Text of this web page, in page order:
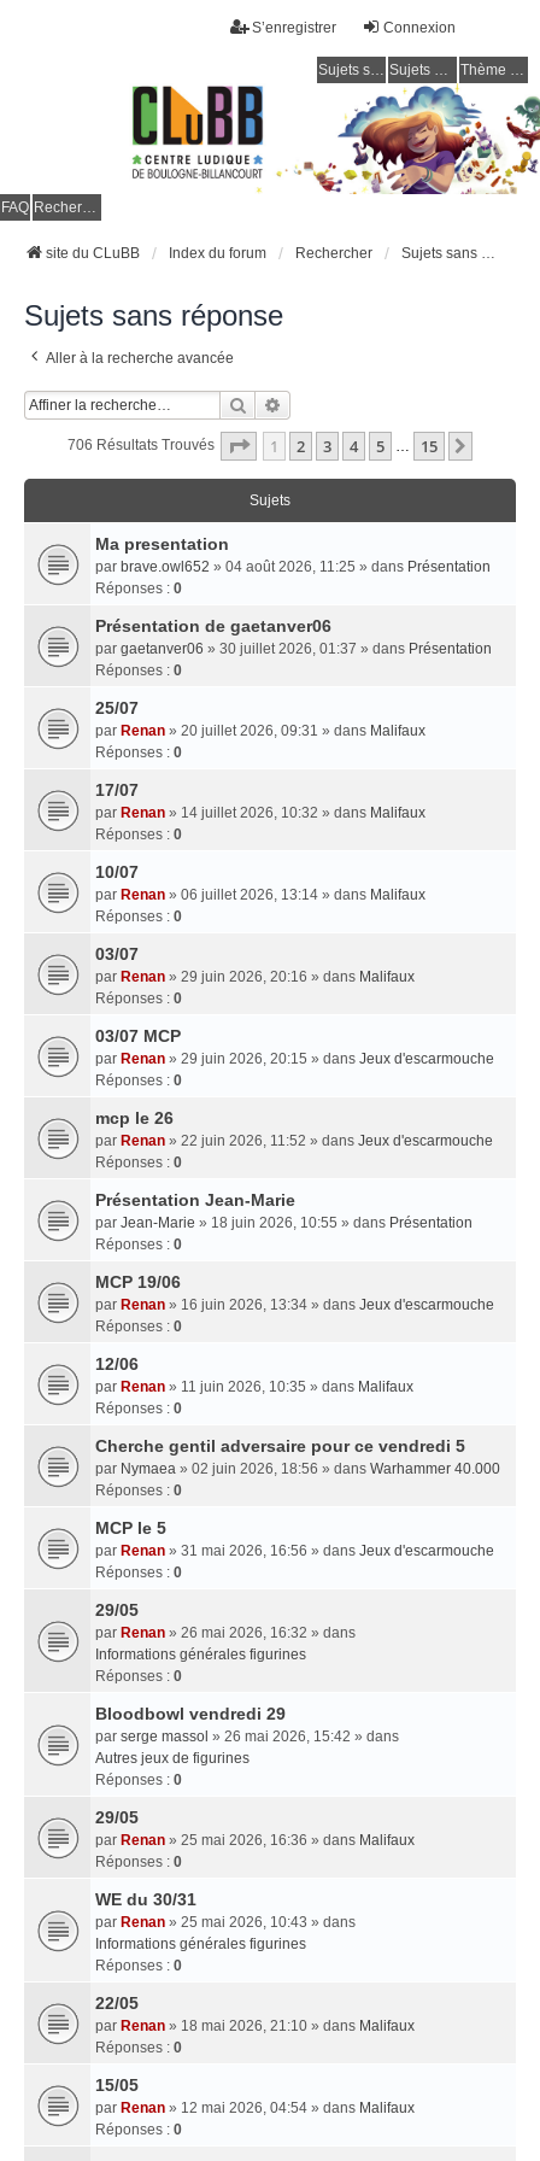
Connexion
S’enregistrer
Sujets sans réponse Sujets actifs Thème clair / foncé
FAQ Rechercher
site du CLuBB Index du forum Rechercher Sujets sans réponse
Sujets sans réponse
Aller à la recherche avancée
Rechercher
706 Résultats Trouvés Page 1Sur
1 2 3 4 5 … 15
Sujets
Ma presentation
par brave.owl652 » 04 août 2026, 11:25 » dans Présentation
Réponses : 0
Présentation de gaetanver06
par gaetanver06 » 30 juillet 2026, 01:37 » dans Présentation
Réponses : 0
25/07
par Renan » 20 juillet 2026, 09:31 » dans Malifaux
Réponses : 0
17/07
par Renan » 14 juillet 2026, 10:32 » dans Malifaux
Réponses : 0
10/07
par Renan » 06 juillet 2026, 13:14 » dans Malifaux
Réponses : 0
03/07
par Renan » 29 juin 2026, 20:16 » dans Malifaux
Réponses : 0
03/07 MCP
par Renan » 29 juin 2026, 20:15 » dans Jeux d'escarmouche
Réponses : 0
mcp le 26
par Renan » 22 juin 2026, 11:52 » dans Jeux d'escarmouche
Réponses : 0
Présentation Jean-Marie
par Jean-Marie » 18 juin 2026, 10:55 » dans Présentation
Réponses : 0
MCP 19/06
par Renan » 16 juin 2026, 13:34 » dans Jeux d'escarmouche
Réponses : 0
12/06
par Renan » 11 juin 2026, 10:35 » dans Malifaux
Réponses : 0
Cherche gentil adversaire pour ce vendredi 5
par Nymaea » 02 juin 2026, 18:56 » dans Warhammer 40.000
Réponses : 0
MCP le 5
par Renan » 31 mai 2026, 16:56 » dans Jeux d'escarmouche
Réponses : 0
29/05
par Renan » 26 mai 2026, 16:32 » dans
Informations générales figurines
Réponses : 0
Bloodbowl vendredi 29
par serge massol » 26 mai 2026, 15:42 » dans
Autres jeux de figurines
Réponses : 0
29/05
par Renan » 25 mai 2026, 16:36 » dans Malifaux
Réponses : 0
WE du 30/31
par Renan » 25 mai 2026, 10:43 » dans
Informations générales figurines
Réponses : 0
22/05
par Renan » 18 mai 2026, 21:10 » dans Malifaux
Réponses : 0
15/05
par Renan » 12 mai 2026, 04:54 » dans Malifaux
Réponses : 0